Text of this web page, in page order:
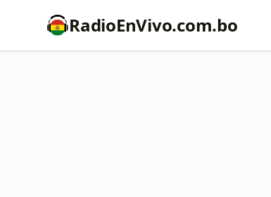
RadioEnVivo.com.bo